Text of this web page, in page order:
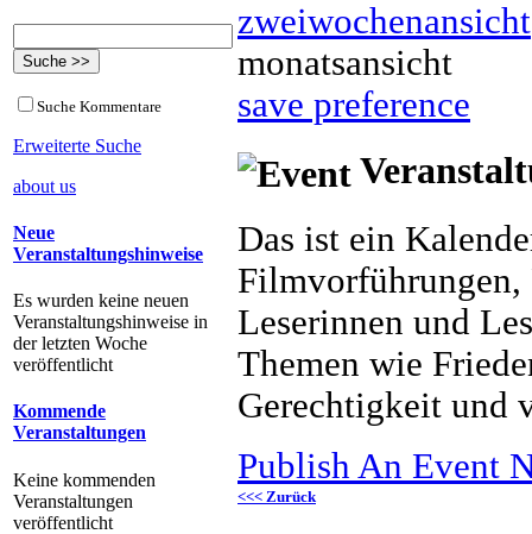
Suche Kommentare
Erweiterte Suche
about us
Neue
Veranstaltungshinweise
Es wurden keine neuen
Veranstaltungshinweise in
der letzten Woche
veröffentlicht
Kommende
Veranstaltungen
Keine kommenden
Veranstaltungen
veröffentlicht
zweiwochenansicht
monatsansicht
save preference
Das ist ein
Filmvorführungen,
Leserinnen und
Themen wie
Gerechtigkeit und
Publish An Event
<<< Zurück